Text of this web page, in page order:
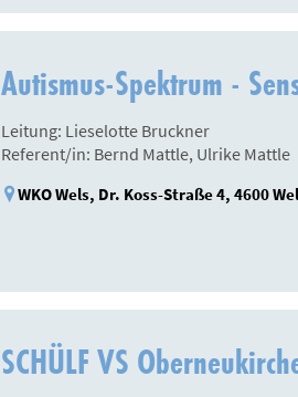
Autismus-Spektrum -
Leitung: Lieselotte Bruckner
Referent/in: Bernd Mattle, Ulrike Mattle
WKO Wels, Dr. Koss-Straße 4, 4600
SCHÜLF VS